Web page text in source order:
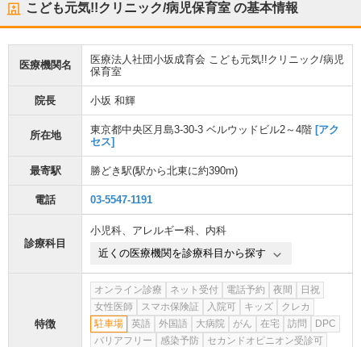
こども元気!!クリニック/病児保育室 の基本情報
医療機関名
医療法人社団小坂成育会 こども元気!!クリニック/病児
保育室
院長 小坂 和輝
所在地 東京都中央区月島3-30-3 ベルウッドビル2～4階 [アク
セス]
最寄駅 勝どき駅(駅から北東に約390m)
電話 03-5547-1191
診療科目
小児科、 アレルギー科、 内科
近くの医療機関を診療科目から探す
特徴
オンライン診療 ネット受付 電話予約 夜間
日祝
女性医師
スマホ保険証 入院可 キッズ
クレカ
駐車場
英語 外国語 大病院 がん 在宅 訪問
DPC
バリアフリー
感染予防
セカンドオピニオン受診可